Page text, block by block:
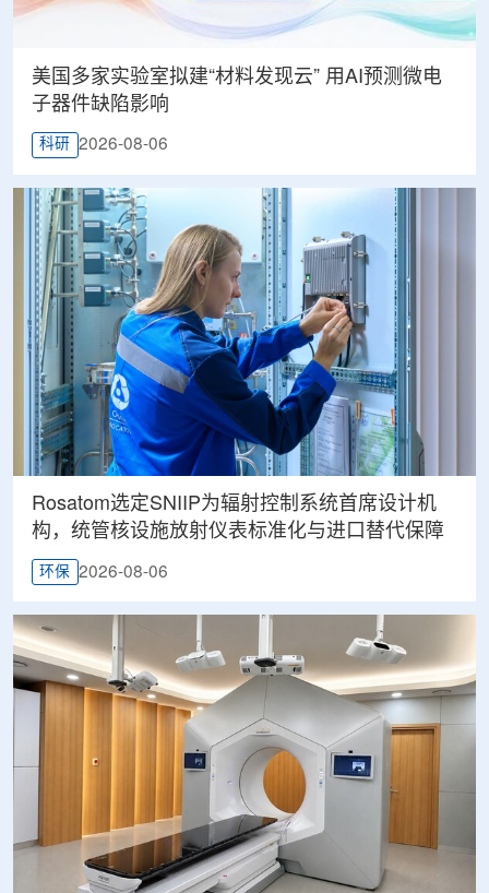
美国多家实验室拟建“材料发现云” 用AI预测微电
子器件缺陷影响
科研 2026-08-06
Rosatom选定SNIIP为辐射控制系统首席设计机
构，统管核设施放射仪表标准化与进口替代保障
环保 2026-08-06